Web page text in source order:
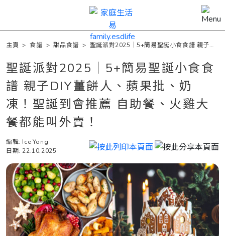
主頁 >食譜 >甜品食譜 > 聖誕派對2025｜5+簡易聖誕小食食譜 親子
聖誕派對2025｜5+簡易聖誕小食食
譜 親子DIY薑餅人、蘋果批、奶
凍！聖誕到會推薦 自助餐、火雞大
餐都能叫外賣！
編輯: Ice Yong
日期: 22.10.2025